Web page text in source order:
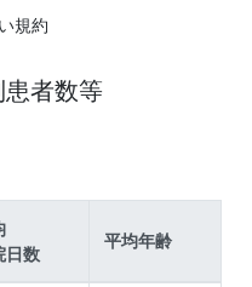
規約
者数等
日数
平均年齢